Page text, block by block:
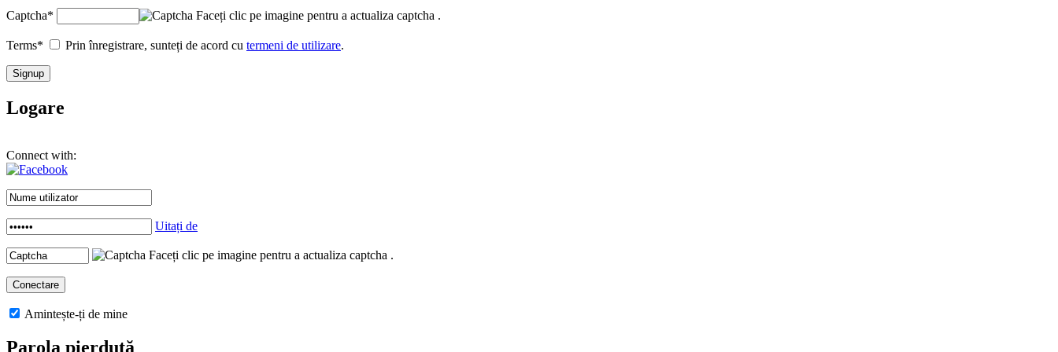
Captcha* Faceți clic pe imagine pentru a actualiza captcha .
Terms* Prin înregistrare, sunteți de acord cu termeni de utilizare.
Logare
Connect with:
Uitați de
Faceți clic pe imagine pentru a actualiza captcha .
Amintește-ți de mine
Parola pierdută